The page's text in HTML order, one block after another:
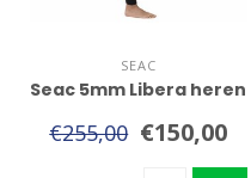
SEAC
Seac 5mm Libera heren
€255,00 €150,00